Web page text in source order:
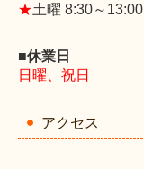
★土曜 8:30～13:00
■休業日
日曜、祝日
アクセス